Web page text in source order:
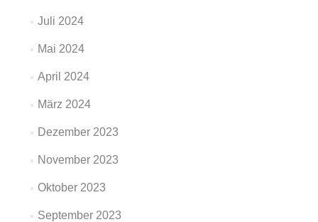
Juli 2024
Mai 2024
April 2024
März 2024
Dezember 2023
November 2023
Oktober 2023
September 2023